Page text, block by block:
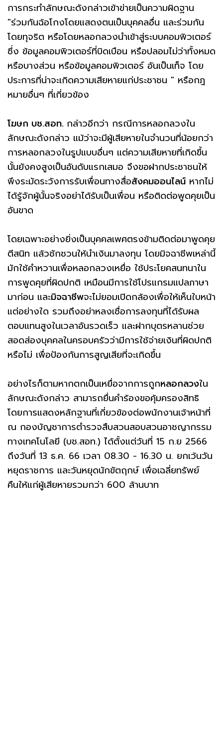
การกระทำลักษณะดังกล่าวเข้าข่ายเป็นความผิดฐาน
"ร่วมกันฉ้อโกงโดยแสดงตนเป็นบุคคลอื่น และร่วมกัน
โดยทุจริต หรือโดยหลอกลวงนําเข้าสู่ระบบคอมพิวเตอร์
ซึ่ง ข้อมูลคอมพิวเตอร์ที่บิดเบือน หรือปลอมไม่ว่าทั้งหมด
หรือบางส่วน หรือข้อมูลคอมพิวเตอร์ อันเป็นเท็จ โดย
ประการที่น่าจะเกิดความเสียหายแก่ประชาชน " หรือกฎ
หมายอื่นๆ ที่เกี่ยวข้อง
โฆษก บช.สอท. กล่าวอีกว่า กรณีการหลอกลวงใน
ลักษณะดังกล่าว แม้ว่าจะมีผู้เสียหายในจำนวนที่น้อยกว่า
การหลอกลวงในรูปแบบอื่นๆ แต่ความเสียหายที่เกิดขึ้น
นั้นยังคงสูงเป็นอันดับแรกเสมอ จึงขอฝากประชาชนให้
พึงระมัดระวังการรับเพื่อนทางสื่อสังคมออนไลน์ หากไม่
ได้รู้จักผู้นั้นจริงอย่าได้รับเป็นเพื่อน หรือติดต่อพูดคุยเป็น
อันขาด
โดยเฉพาะอย่างยิ่งเป็นบุคคลเพศตรงข้ามติดต่อมาพูดคุย
ตีสนิท แล้วชักชวนให้นำเงินมาลงทุน โดยมิจฉาชีพเหล่านี้
มักใช้คำหวานเพื่อหลอกลวงเหยื่อ ใช้ประโยคสนทนาใน
การพูดคุยที่ผิดปกติ เหมือนมีการใช้โปรแกรมแปลภาษา
มาก่อน และมิจฉาชีพจะไม่ยอมเปิดกล้องเพื่อให้เห็นใบหน้า
แต่อย่างใด รวมถึงอย่าหลงเชื่อการลงทุนที่ได้รับผล
ตอบแทนสูงในเวลาอันรวดเร็ว และฝากบุตรหลานช่วย
สอดส่องบุคคลในครอบครัวว่ามีการใช้จ่ายเงินที่ผิดปกติ
หรือไม่ เพื่อป้องกันการสูญเสียที่จะเกิดขึ้น
อย่างไรก็ตามหากตกเป็นเหยื่อจากการถูกหลอกลวงใน
ลักษณะดังกล่าว สามารถยื่นคำร้องขอคุ้มครองสิทธิ
โดยการแสดงหลักฐานที่เกี่ยวข้องต่อพนักงานเจ้าหน้าที่
ณ กองบัญชาการตำรวจสืบสวนสอบสวนอาชญากรรม
ทางเทคโนโลยี (บช.สอท.) ได้ตั้งแต่วันที่ 15 ก.ย 2566
ถึงวันที่ 13 ธ.ค. 66 เวลา 08.30 - 16.30 น. ยกเว้นวัน
หยุดราชการ และวันหยุดนักขัตฤกษ์ เพื่อเฉลี่ยทรัพย์
คืนให้แก่ผู้เสียหายรวมกว่า 600 ล้านบาท